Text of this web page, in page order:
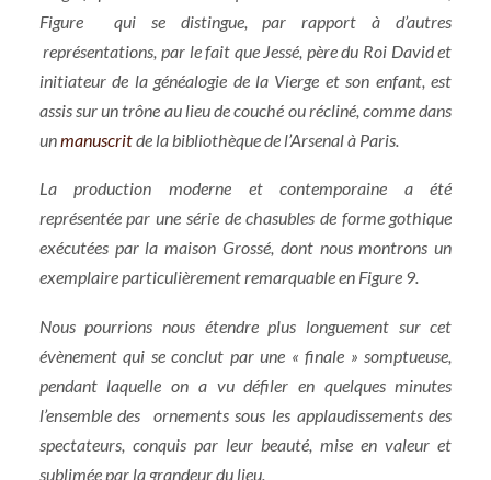
Figure qui se distingue, par rapport à d’autres
représentations, par le fait que Jessé, père du Roi David et
initiateur de la généalogie de la Vierge et son enfant, est
assis sur un trône au lieu de couché ou récliné, comme dans
unmanuscritde la bibliothèque de l’Arsenal à Paris.
La production moderne et contemporaine a été
représentée par une série de chasubles de forme gothique
exécutées par la maison Grossé, dont nous montrons un
exemplaire particulièrement remarquable en Figure 9.
Nous pourrions nous étendre plus longuement sur cet
évènement qui se conclut par une « finale » somptueuse,
pendant laquelle on a vu défiler en quelques minutes
l’ensemble des ornements sous les applaudissements des
spectateurs, conquis par leur beauté, mise en valeur et
sublimée par la grandeur du lieu.